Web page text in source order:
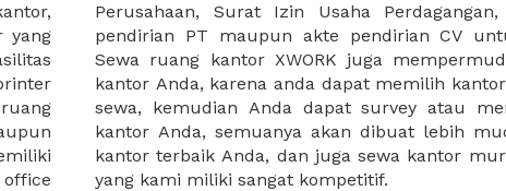
yang
akte
anda
yang kami miliki sangat kompetitif.